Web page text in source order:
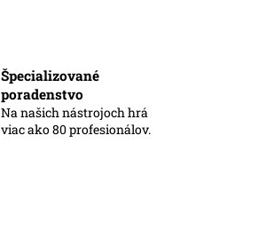
Špecializované
poradenstvo
Na našich nástrojoch hrá
viac ako 80 profesionálov.